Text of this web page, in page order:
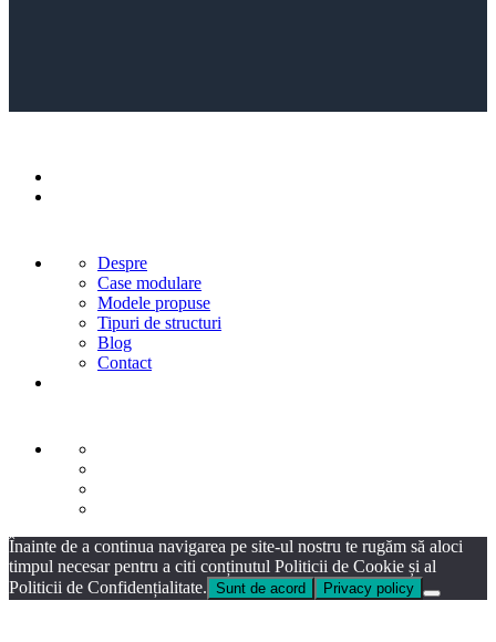
Despre
Case modulare
Modele propuse
Tipuri de structuri
Blog
Contact
Înainte de a continua navigarea pe site-ul nostru te rugăm să aloci
timpul necesar pentru a citi conținutul Politicii de Cookie și al
Politicii de Confidențialitate. Sunt de acord Privacy policy